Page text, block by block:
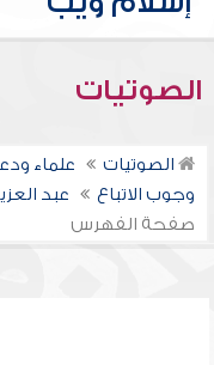
الصوتيات
الصوتيات علماء
وجوب الاتباع
عبد
صفحة الفهرس